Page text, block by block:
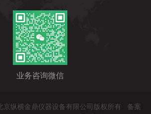
业务咨询微信
京纵横金鼎仪器设备有限公司版权所有 备案